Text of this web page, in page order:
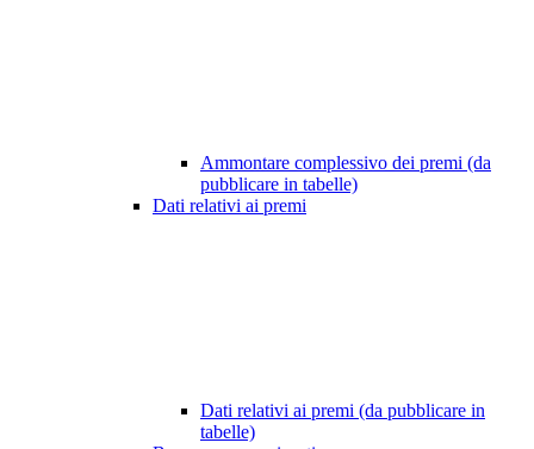
Ammontare complessivo dei premi (da
pubblicare in tabelle)
Dati relativi ai premi
Dati relativi ai premi (da pubblicare in
tabelle)